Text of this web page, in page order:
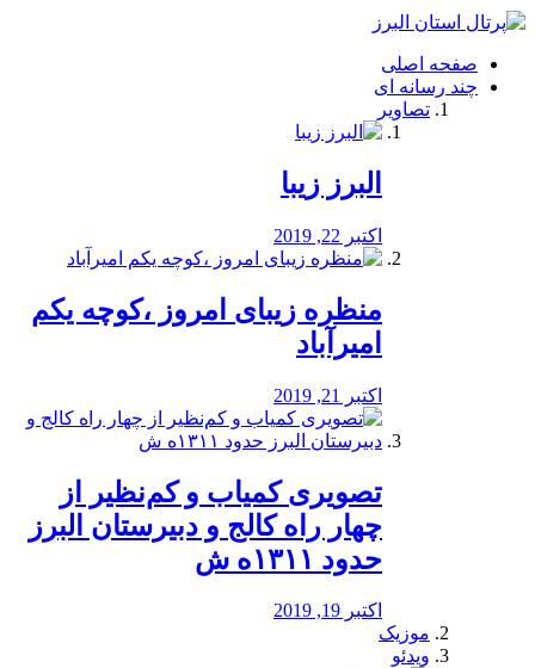
فصد
شرق
تهران
خشکشویی
صفحه اصلی
چند رسانه ای
تصاویر
البرز زیبا
اکتبر 22, 2019
منظره‌‌ زیبای امروز ،کوچه یکم
امیرآباد
اکتبر 21, 2019
️تصویری کمیاب و کم‌نظیر از
چهار راه كالج و دبيرستان البرز
حدود ۱۳۱۱ه ش
اکتبر 19, 2019
موزیک
ویدئو